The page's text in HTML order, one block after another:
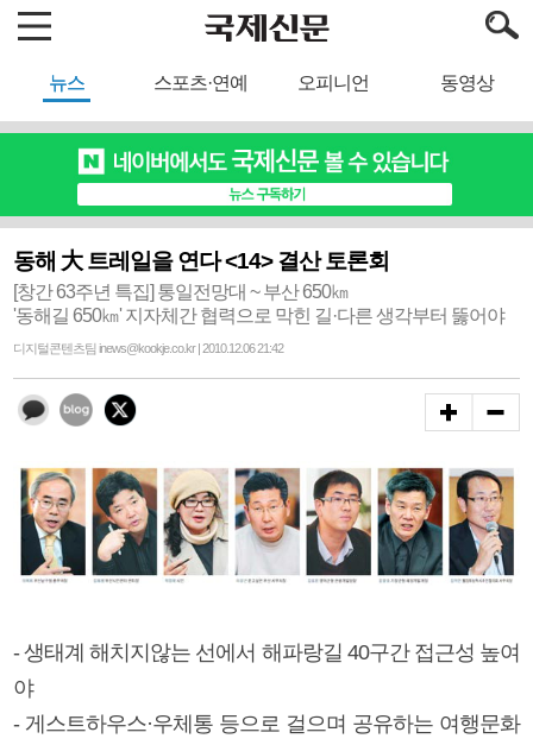
뉴스 스포츠·연예 오피니언 동영상
동해 大 트레일을 연다 <14> 결산 토론회
[창간 63주년 특집] 통일전망대 ~ 부산 650㎞
'동해길 650㎞' 지자체간 협력으로 막힌 길·다른 생각부터 뚫어야
디지털콘텐츠팀 inews@kookje.co.kr | 2010.12.06 21:42
- 생태계 해치지않는 선에서 해파랑길 40구간 접근성 높여
야
- 게스트하우스·우체통 등으로 걸으며 공유하는 여행문화